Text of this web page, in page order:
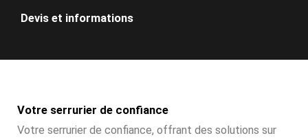
Devis et informations
Votre serrurier de confiance
Votre serrurier de confiance, offrant des solutions sur